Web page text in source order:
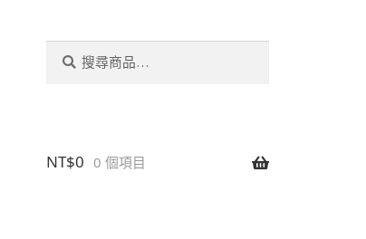
NT$0 0 個項目